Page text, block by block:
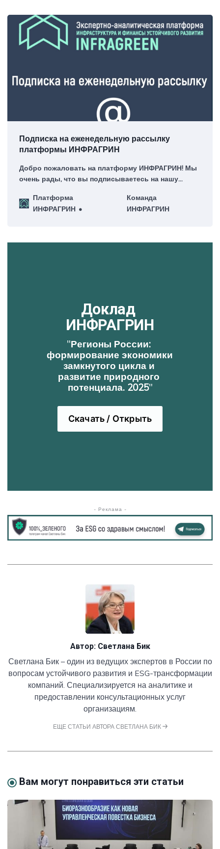
Подписка на еженедельную рассылку
платформы ИНФРАГРИН
Добро пожаловать на платформу ИНФРАГРИН! Мы
очень рады, что вы подписываетесь на нашу
честь!Платформа
ИНФРАГРИН
Команда
ИНФРАГРИН
Доклад
ИНФРАГРИН
"Регионы России:
формирование экономики
замкнутого цикла и
развитие природного
потенциала. 2025"
Скачать / Открыть
- Реклама -
Автор: Светлана Бик
Светлана Бик – один из ведущих экспертов в России по
вопросам устойчивого развития и ESG-трансформации
компаний. Специализируется на аналитике и
предоставлении консультационных услуг
организациям.
ЕЩЕ СТАТЬИ АВТОРА СВЕТЛАНА БИК
Вам могут понравиться эти статьи